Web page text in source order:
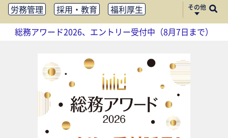
労務管理 採用・教育
福利厚生
健康経営
働き方改革
法務・コンプライアンス
リスクマネジメント・BCP
社外・社内広報
社外・社内コミュニケーション活性化
FM・オフィス移転
CSR・SDGs
テクノロジー活用・DX
助成金・補助金・コスト削減
アウトソーシング・BPO
調査・レポート
その他
総務アワード2026、エントリー受付中（8月7日まで）